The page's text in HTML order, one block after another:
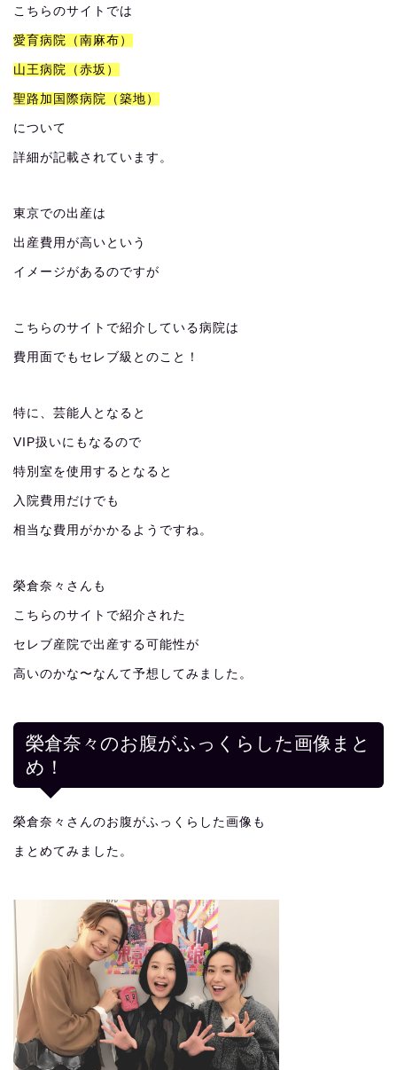
こちらのサイトでは
愛育病院（南麻布）
山王病院（赤坂）
聖路加国際病院（築地）
について
詳細が記載されています。
東京での出産は
出産費用が高いという
イメージがあるのですが
こちらのサイトで紹介している病院は
費用面でもセレブ級とのこと！
特に、芸能人となると
VIP扱いにもなるので
特別室を使用するとなると
入院費用だけでも
相当な費用がかかるようですね。
榮倉奈々さんも
こちらのサイトで紹介された
セレブ産院で出産する可能性が
高いのかな〜なんて予想してみました。
榮倉奈々のお腹がふっくらした画像まと
め！
榮倉奈々さんのお腹がふっくらした画像も
まとめてみました。